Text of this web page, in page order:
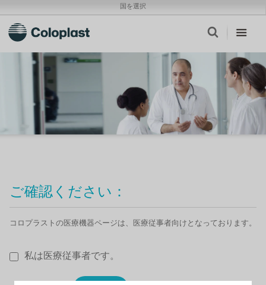
国を選択
ご確認ください：
コロプラストの医療機器ページは、医療従事者向けとなっております。
私は医療従事者です。